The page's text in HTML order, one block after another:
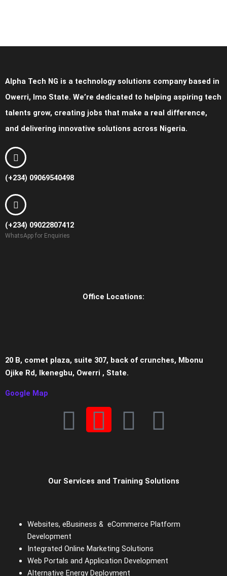
Alpha Tech NG is a technology solutions company based in
Owerri, Imo State. We’re dedicated to helping aspiring tech
talents grow, creating jobs that make a real difference,
and delivering innovative solutions across Nigeria.
(+234) 09069540498
(+234) 09022807412
WhatsApp for Enquiries
Office Locations:
20 B, comet plaza, suite 307, back of crunches, Mbonu
Ojike Rd, Ikenegbu, Owerri , State.
Google Map
F
e
b
o
I
t
a
g
W
a
t
s
a
E
v
e
l
Our Services and Training Solutions
Websites, eBusiness & eCommerce Platform
Development
Integrated Online Marketing Solutions
Web Portals and Application Development
Alternative Energy Deployment